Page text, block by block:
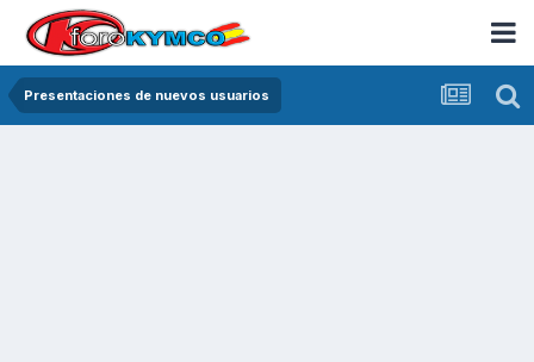
Presentaciones de nuevos usuarios